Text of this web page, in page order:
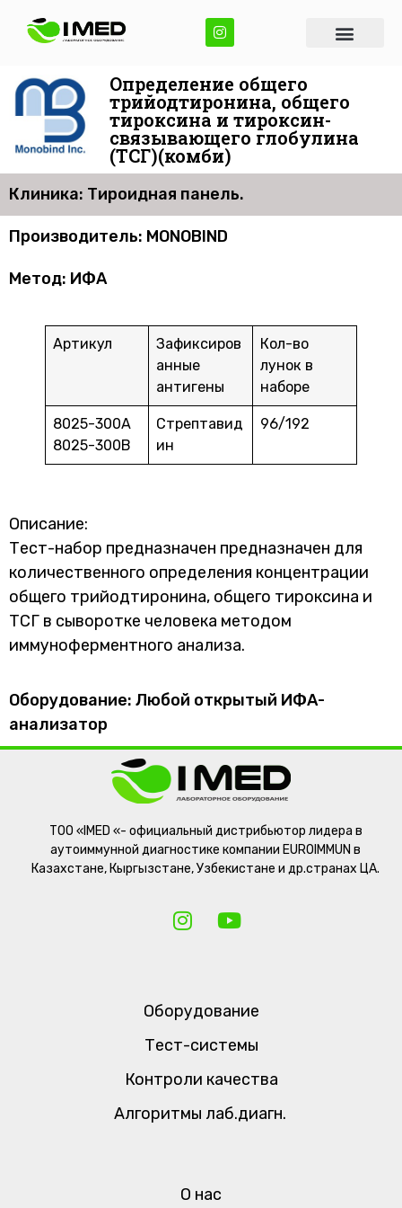
Определение общего
трийодтиронина, общего
тироксина и тироксин-
связывающего глобулина
(ТСГ)(комби)
Клиника: Тироидная панель.
Производитель: MONOBIND
Метод: ИФА
Артикул
Зафиксиров
анные
антигены
Кол-во
лунок в
наборе
8025-300А
8025-300B
Стрептавид
ин
96/192
Описание:
Тест-набор предназначен предназначен для
количественного определения концентрации
общего трийодтиронина, общего тироксина и
ТСГ в сыворотке человека методом
иммуноферментного анализа.
Оборудование: Любой открытый ИФА-
анализатор
ТОО «IMED «- официальный дистрибьютор лидера в
аутоиммунной диагностике компании EUROIMMUN в
Казахстане, Кыргызстане, Узбекистане и др.странах ЦА.
Оборудование
Тест-системы
Контроли качества
Алгоритмы лаб.диагн.
О нас